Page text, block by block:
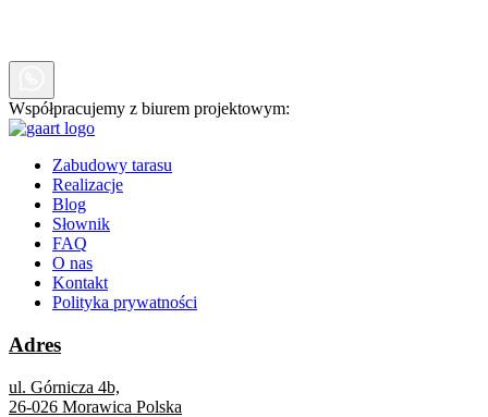
Współpracujemy z biurem projektowym:
Zabudowy tarasu
Realizacje
Blog
Słownik
FAQ
O nas
Kontakt
Polityka prywatności
Adres
ul. Górnicza 4b,
26-026 Morawica Polska